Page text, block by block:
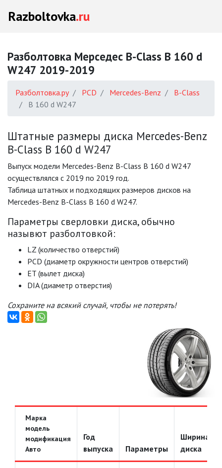
Razboltovka.ru
Разболтовка Мерседес B-Class B 160 d
W247 2019-2019
Разболтовка.ру PCD Mercedes-Benz
B-Class
B 160 d W247
Штатные размеры диска Mercedes-Benz
B-Class B 160 d W247
Выпуск модели Mercedes-Benz B-Class B 160 d W247
осуществлялся с 2019 по 2019 год.
Таблица штатных и подходящих размеров дисков на
Mercedes-Benz B-Class B 160 d W247.
Параметры сверловки диска, обычно
назывют разболтовкой:
LZ (количество отверстий)
PCD (диаметр окружности центров отверстий)
ET (вылет диска)
DIA (диаметр отверстия)
Сохраните на всякий случай, чтобы не потерять!
Марка
модель
модификация
Авто
Год
выпуска
Параметры
Ширина
диска